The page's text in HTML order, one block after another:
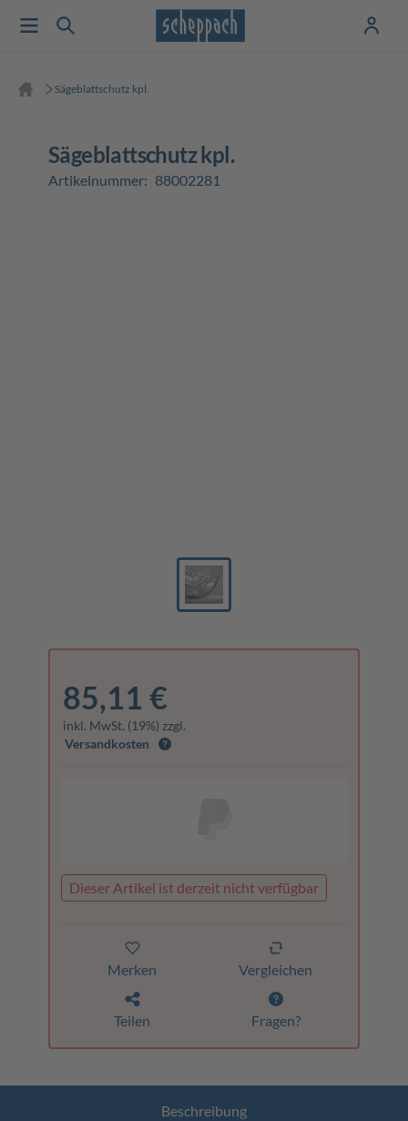
Sägeblattschutz kpl.
Sägeblattschutz kpl.
Artikelnummer: 88002281
85,11 €
inkl. MwSt. (19%) zzgl.
Versandkosten
Dieser Artikel ist derzeit nicht verfügbar
Merken Vergleichen
Teilen Fragen?
Beschreibung